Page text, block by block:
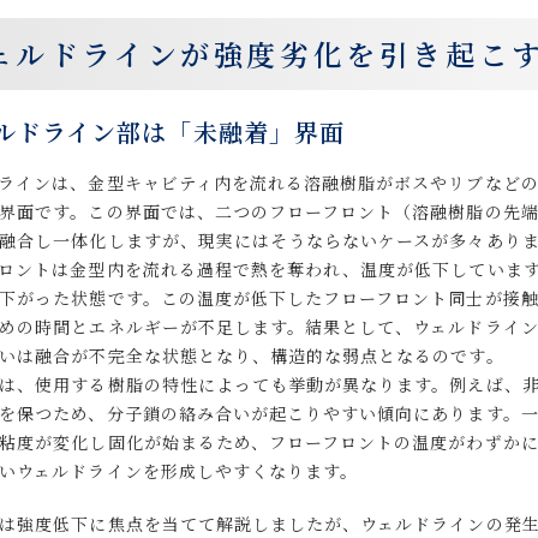
ルドラインが強度劣化を引き起こ
ドライン部は「未融着」界面
インは、金型キャビティ内を流れる溶融樹脂がボスやリブなど
面です。この界面では、二つのフローフロント（溶融樹脂の先
合し一体化しますが、現実にはそうならないケースが多々あり
ントは金型内を流れる過程で熱を奪われ、温度が低下していま
がった状態です。この温度が低下したフローフロント同士が接
の時間とエネルギーが不足します。結果として、ウェルドライ
は融合が不完全な状態となり、構造的な弱点となるのです。
、使用する樹脂の特性によっても挙動が異なります。例えば
保つため、分子鎖の絡み合いが起こりやすい傾向にあります。
度が変化し固化が始まるため、フローフロントの温度がわずか
ウェルドラインを形成しやすくなります。
強度低下に焦点を当てて解説しましたが、ウェルドラインの発